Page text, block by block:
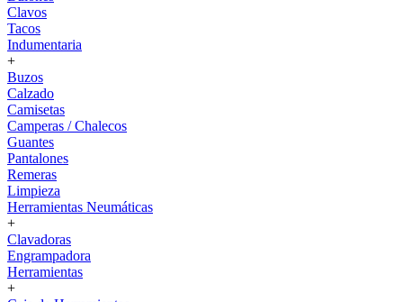
Clavos
Tacos
Indumentaria
+
Buzos
Calzado
Camisetas
Camperas / Chalecos
Guantes
Pantalones
Remeras
Limpieza
Herramientas Neumáticas
+
Clavadoras
Engrampadora
Herramientas
+